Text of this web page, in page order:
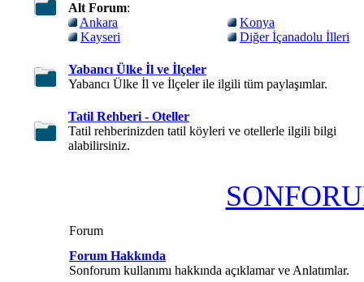
Alt Forum:
Ankara
Konya
Kayseri
Diğer İçanadolu İlleri
Yabancı Ülke İl ve İlçeler
Yabancı Ülke İl ve İlçeler ile ilgili tüm paylaşımlar.
Tatil Rehberi - Oteller
Tatil rehberinizden tatil köyleri ve otellerle ilgili bilgi
alabilirsiniz.
Forum
Forum Hakkında
Sonforum kullanımı hakkında açıklamar ve Anlatımlar.